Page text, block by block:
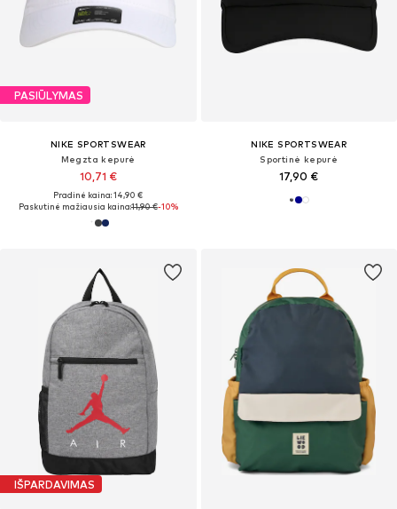
PASIŪLYMAS
NIKE SPORTSWEAR
Megzta kepurė
10,71 €
Pradinė kaina: 14,90 €
Paskutinė mažiausia kaina:11,90 €-10%
NIKE SPORTSWEAR
Sportinė kepurė
17,90 €
IŠPARDAVIMAS